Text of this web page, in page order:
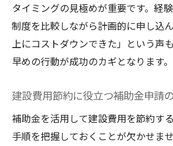
タイミングの見極めが重要です。経
制度を比較しながら計画的に申し込
上にコストダウンできた」という声
早めの行動が成功のカギとなります。
建設費用節約に役立つ補助金申請
補助金を活用して建設費用を節約す
手順を把握しておくことが欠かせま